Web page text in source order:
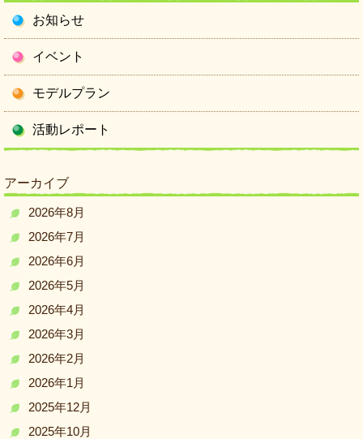
お知らせ
イベント
モデルプラン
活動レポート
アーカイブ
2026年8月
2026年7月
2026年6月
2026年5月
2026年4月
2026年3月
2026年2月
2026年1月
2025年12月
2025年10月